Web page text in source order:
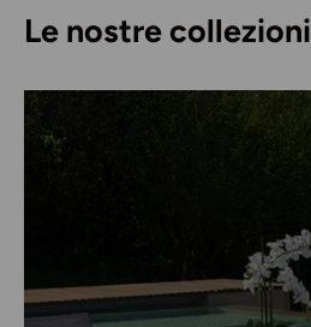
Le nostre collezioni